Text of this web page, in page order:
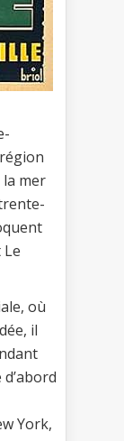
mer
où
il
York,